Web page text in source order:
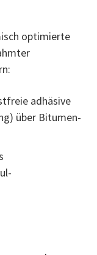
optimierte
adhäsive
über Bitumen-